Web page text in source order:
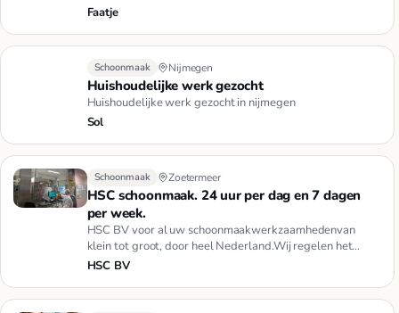
u opzoek naar een be…
Faatje
Schoonmaak Nijmegen
Huishoudelijke werk gezocht
Huishoudelijke werk gezocht in nijmegen
Sol
Schoonmaak Zoetermeer
HSC schoonmaak. 24 uur per dag en 7 dagen
per week.
HSC BV voor al uw schoonmaakwerkzaamhedenvan
klein tot groot, door heel Nederland.Wij regelen het
allemaal.Schoonmaak, R…
HSC BV